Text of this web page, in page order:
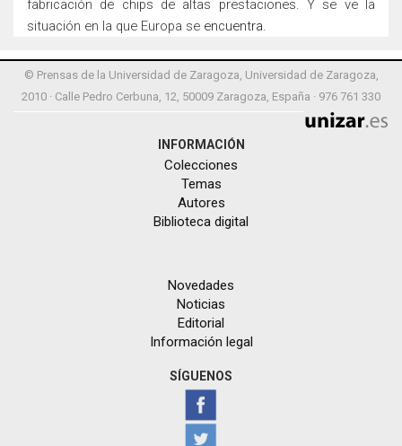
fabricación de chips de altas prestaciones. Y se ve la
situación en la que Europa se encuentra.
© Prensas de la Universidad de Zaragoza, Universidad de Zaragoza,
2010 · Calle Pedro Cerbuna, 12, 50009 Zaragoza, España · 976 761 330
INFORMACIÓN
Colecciones
Temas
Autores
Biblioteca digital
Novedades
Noticias
Editorial
Información legal
SÍGUENOS